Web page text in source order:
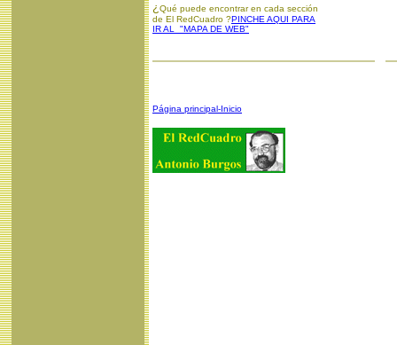
¿ Qué puede encontrar en cada sección
de El RedCuadro ?PINCHE AQUI PARA
IR AL "MAPA DE WEB"
Página principal-Inicio